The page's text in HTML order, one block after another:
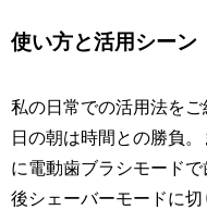
使い方と活用シーン
私の日常での活用法を
日の朝は時間との勝負
に電動歯ブラシモード
後シェーバーモードに切